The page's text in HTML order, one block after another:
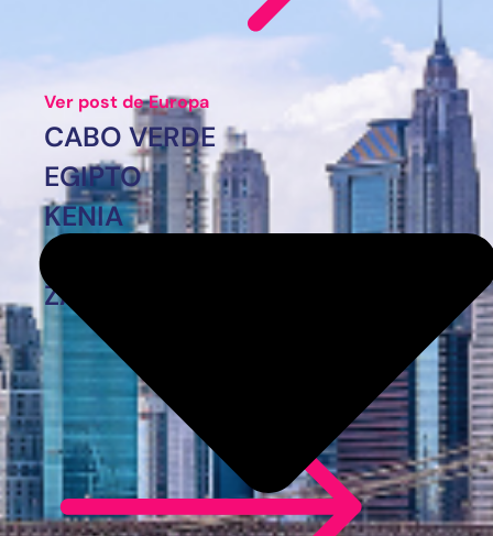
Ver post de Europa
CABO VERDE
EGIPTO
KENIA
MARRUECOS
ZANZÍBAR